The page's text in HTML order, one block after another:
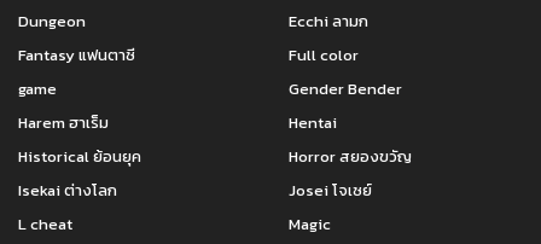
Dungeon
Ecchi ลามก
Fantasy แฟนตาซี
Full color
game
Gender Bender
Harem ฮาเร็ม
Hentai
Historical ย้อนยุค
Horror สยองขวัญ
Isekai ต่างโลก
Josei โจเซย์
L cheat
Magic